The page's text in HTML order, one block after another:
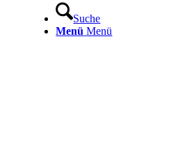
Suche
Menü Menü